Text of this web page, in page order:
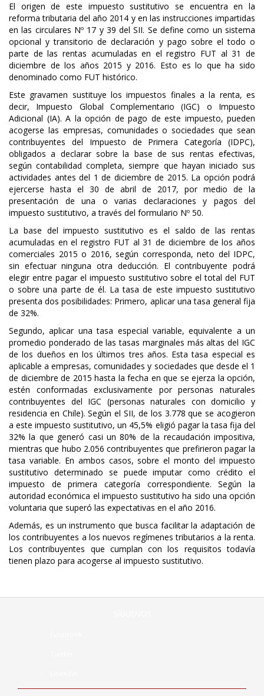
El origen de este impuesto sustitutivo se encuentra en la
reforma tributaria del año 2014 y en las instrucciones impartidas
en las circulares Nº 17 y 39 del SII. Se define como un sistema
opcional y transitorio de declaración y pago sobre el todo o
parte de las rentas acumuladas en el registro FUT al 31 de
diciembre de los años 2015 y 2016. Esto es lo que ha sido
denominado como FUT histórico.
Este gravamen sustituye los impuestos finales a la renta, es
decir, Impuesto Global Complementario (IGC) o Impuesto
Adicional (IA). A la opción de pago de este impuesto, pueden
acogerse las empresas, comunidades o sociedades que sean
contribuyentes del Impuesto de Primera Categoría (IDPC),
obligados a declarar sobre la base de sus rentas efectivas,
según contabilidad completa, siempre que hayan iniciado sus
actividades antes del 1 de diciembre de 2015. La opción podrá
ejercerse hasta el 30 de abril de 2017, por medio de la
presentación de una o varias declaraciones y pagos del
impuesto sustitutivo, a través del formulario Nº 50.
La base del impuesto sustitutivo es el saldo de las rentas
acumuladas en el registro FUT al 31 de diciembre de los años
comerciales 2015 o 2016, según corresponda, neto del IDPC,
sin efectuar ninguna otra deducción. El contribuyente podrá
elegir entre pagar el impuesto sustitutivo sobre el total del FUT
o sobre una parte de él. La tasa de este impuesto sustitutivo
presenta dos posibilidades: Primero, aplicar una tasa general fija
de 32%.
Segundo, aplicar una tasa especial variable, equivalente a un
promedio ponderado de las tasas marginales más altas del IGC
de los dueños en los últimos tres años. Esta tasa especial es
aplicable a empresas, comunidades y sociedades que desde el 1
de diciembre de 2015 hasta la fecha en que se ejerza la opción,
estén conformadas exclusivamente por personas naturales
contribuyentes del IGC (personas naturales con domicilio y
residencia en Chile). Según el SII, de los 3.778 que se acogieron
a este impuesto sustitutivo, un 45,5% eligió pagar la tasa fija del
32% la que generó casi un 80% de la recaudación impositiva,
mientras que hubo 2.056 contribuyentes que prefirieron pagar la
tasa variable. En ambos casos, sobre el monto del impuesto
sustitutivo determinado se puede imputar como crédito el
impuesto de primera categoría correspondiente.
Según la
autoridad económica el impuesto sustitutivo ha sido una opción
voluntaria que superó las expectativas en el año 2016.
Además, es un instrumento que busca facilitar la adaptación de
los contribuyentes a los nuevos regímenes tributarios a la renta.
Los contribuyentes que cumplan con los requisitos todavía
tienen plazo para acogerse al impuesto sustitutivo.